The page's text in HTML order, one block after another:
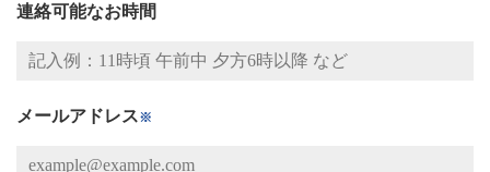
連絡可能なお時間
メールアドレス※